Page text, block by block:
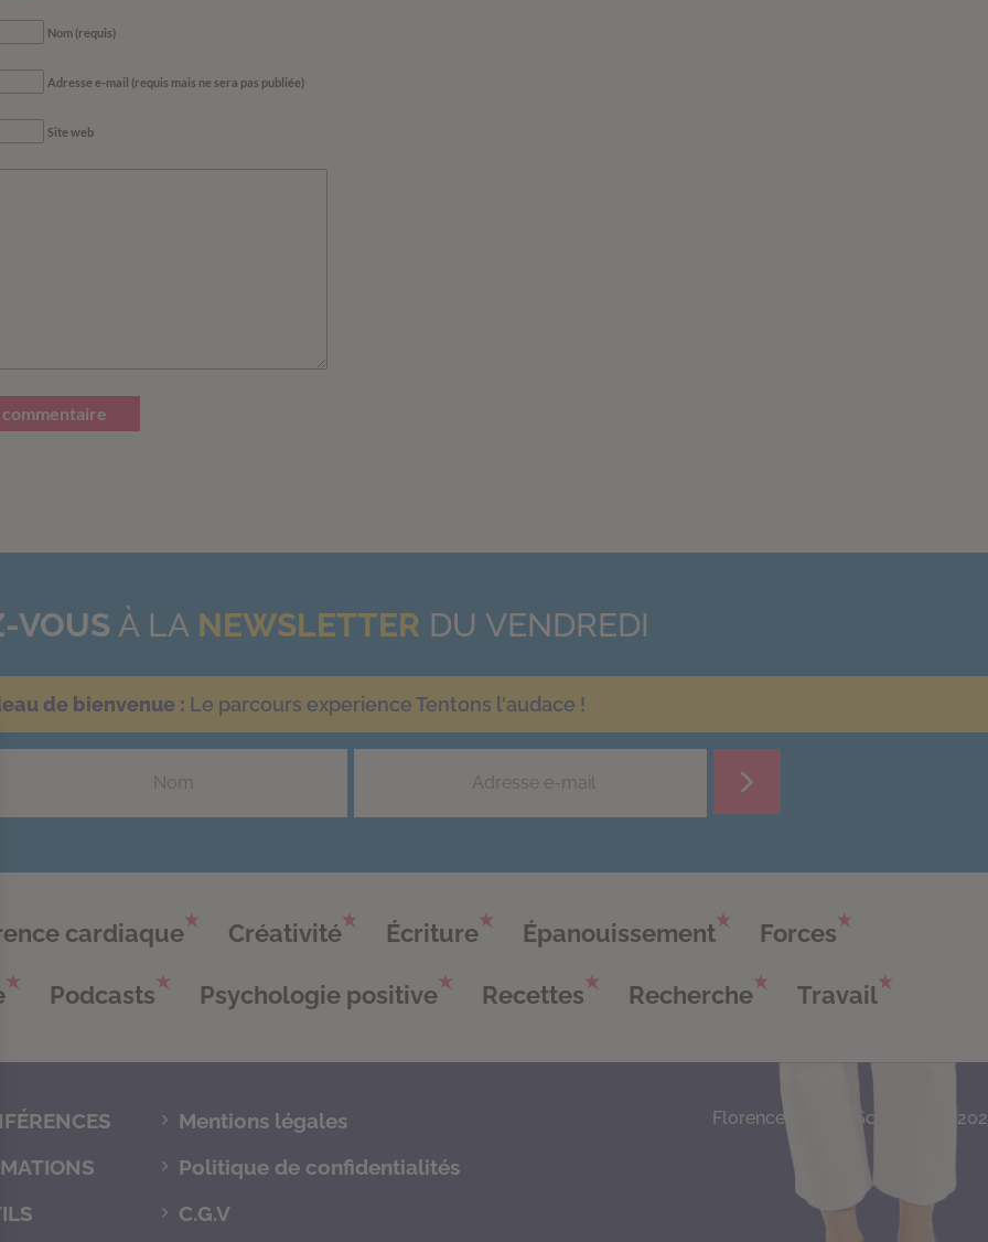
Nom (requis)
Adresse e-mail (requis mais ne sera pas publiée)
Site web
VOUS À LA NEWSLETTER DU VENDREDI
de bienvenue : Le parcours experience Tentons l'audace !
cardiaque Créativité Écriture Épanouissement Forces
Podcasts Psychologie positive Recettes Recherche Travail
Mentions légales
Politique de confidentialités
C.G.V
Florence Servan-Schreiber ©